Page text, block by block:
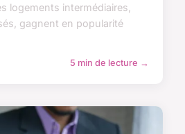
logements intermédiaires,
gagnent en popularité
5 min de lecture →